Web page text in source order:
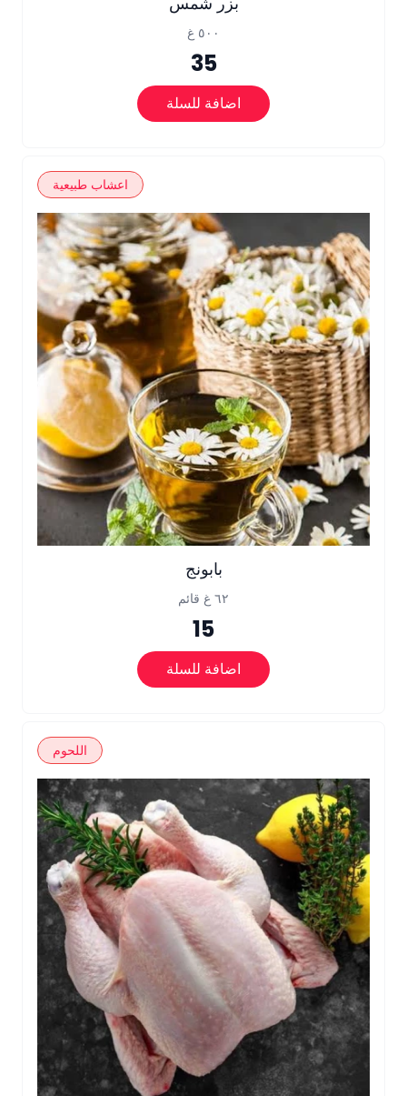
٥٠٠ غ
35
اضافة للسلة
اعشاب طبيعية
بابونج
٦٢ غ قائم
15
اضافة للسلة
اللحوم